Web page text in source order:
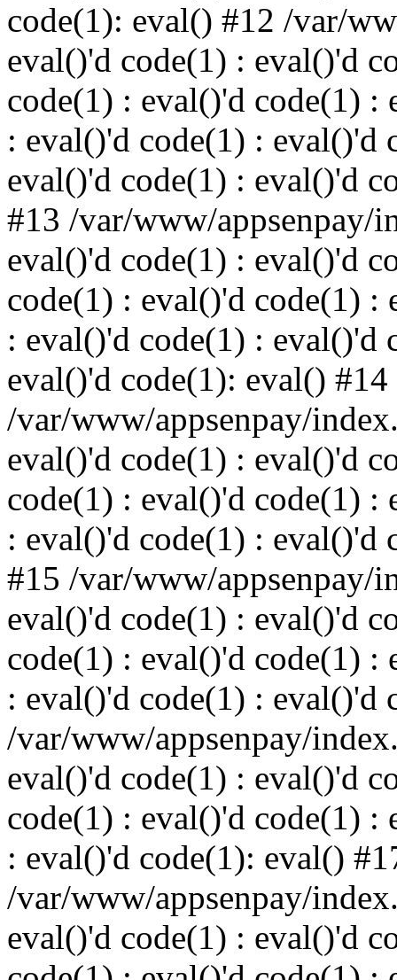
code(1): eval() #12 /var/
eval()'d code(1) : eval()'d
code(1) : eval()'d code(1) :
: eval()'d code(1) : eval()'d
eval()'d code(1) : eval()'d
#13 /var/www/appsenpay/
eval()'d code(1) : eval()'d
code(1) : eval()'d code(1) :
: eval()'d code(1) : eval()'d
eval()'d code(1): eval() #14
/var/www/appsenpay/
eval()'d code(1) : eval()'d
code(1) : eval()'d code(1) :
: eval()'d code(1) : eval()'d
#15 /var/www/appsenpay/
eval()'d code(1) : eval()'d
code(1) : eval()'d code(1) :
: eval()'d code(1) : eval()'d
/var/www/appsenpay/
eval()'d code(1) : eval()'d
code(1) : eval()'d code(1) :
: eval()'d code(1): eval()
/var/www/appsenpay/
eval()'d code(1) : eval()'d